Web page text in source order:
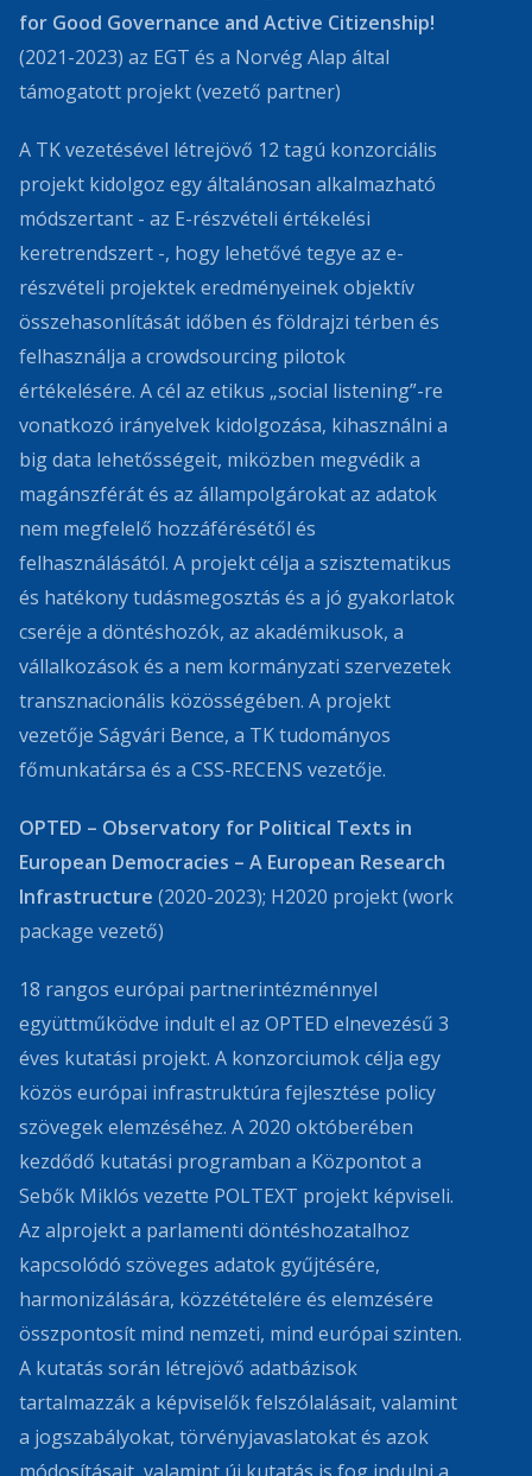
for Good Governance and Active Citizenship!
(2021-2023) az EGT és a Norvég Alap által
támogatott projekt (vezető partner)
A TK vezetésével létrejövő 12 tagú konzorciális
projekt kidolgoz egy általánosan alkalmazható
módszertant - az E-részvételi értékelési
keretrendszert -, hogy lehetővé tegye az e-
részvételi projektek eredményeinek objektív
összehasonlítását időben és földrajzi térben és
felhasználja a crowdsourcing pilotok
értékelésére. A cél az etikus „social listening”-re
vonatkozó irányelvek kidolgozása, kihasználni a
big data lehetősségeit, miközben megvédik a
magánszférát és az állampolgárokat az adatok
nem megfelelő hozzáférésétől és
felhasználásától. A projekt célja a szisztematikus
és hatékony tudásmegosztás és a jó gyakorlatok
cseréje a döntéshozók, az akadémikusok, a
vállalkozások és a nem kormányzati szervezetek
transznacionális közösségében. A projekt
vezetője Ságvári Bence, a TK tudományos
főmunkatársa és a CSS-RECENS vezetője.
OPTED – Observatory for Political Texts in
European Democracies – A European Research
Infrastructure (2020-2023); H2020 projekt (work
package vezető)
18 rangos európai partnerintézménnyel
együttműködve indult el az OPTED elnevezésű 3
éves kutatási projekt. A konzorciumok célja egy
közös európai infrastruktúra fejlesztése policy
szövegek elemzéséhez. A 2020 októberében
kezdődő kutatási programban a Központot a
Sebők Miklós vezette POLTEXT projekt képviseli.
Az alprojekt a parlamenti döntéshozatalhoz
kapcsolódó szöveges adatok gyűjtésére,
harmonizálására, közzétételére és elemzésére
összpontosít mind nemzeti, mind európai szinten.
A kutatás során létrejövő adatbázisok
tartalmazzák a képviselők felszólalásait, valamint
a jogszabályokat, törvényjavaslatokat és azok